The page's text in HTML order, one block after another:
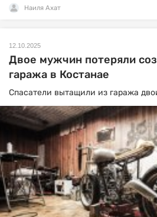
Наиля Ахат
12.10.2025
Двое мужчин потеряли
гаража в Костанае
Спасатели вытащили из гаража